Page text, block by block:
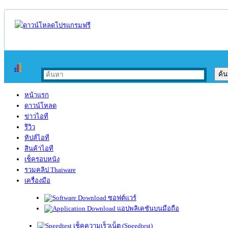
หน้าแรก
ดาวน์โหลด
ข่าวไอที
รีวิว
ทิปส์ไอที
สินค้าไอที
เช็ครอบหนัง
รวมคลิป Thaiware
เครื่องมือ
ซอฟต์แวร์
แอปพลิเคชันบนมือถือ
เช็คความเร็วเน็ต (Speedtest)